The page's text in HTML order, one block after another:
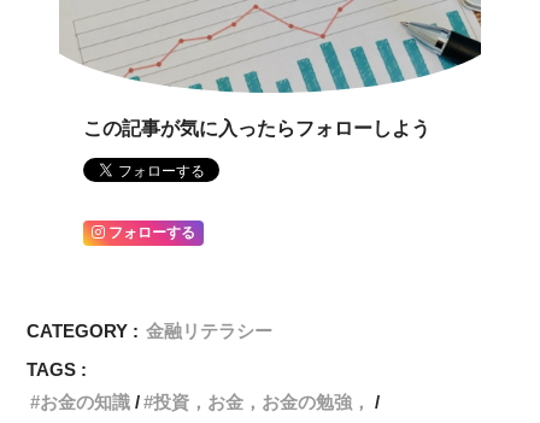
この記事が気に入ったらフォローしよう
フォローする
CATEGORY : 金融リテラシー
TAGS :
お金の知識
投資，お金，お金の勉強，